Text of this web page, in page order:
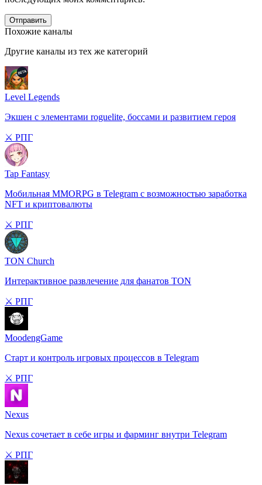
Отправить
Похожие каналы
Другие каналы из тех же категорий
Level Legends
Экшен с элементами roguelite, боссами и развитием героя
⚔️ РПГ
Tap Fantasy
Мобильная MMORPG в Telegram с возможностью заработка
NFT и криптовалюты
⚔️ РПГ
TON Church
Интерактивное развлечение для фанатов TON
⚔️ РПГ
MoodengGame
Старт и контроль игровых процессов в Telegram
⚔️ РПГ
Nexus
Nexus сочетает в себе игры и фарминг внутри Telegram
⚔️ РПГ